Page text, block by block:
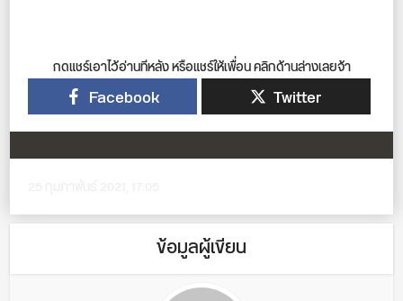
กดแชร์เอาไว้อ่านทีหลัง หรือแชร์ให้เพื่อน คลิกด้านล่างเลยจ้า
Facebook Twitter
ข้อมูลผู้เขียน